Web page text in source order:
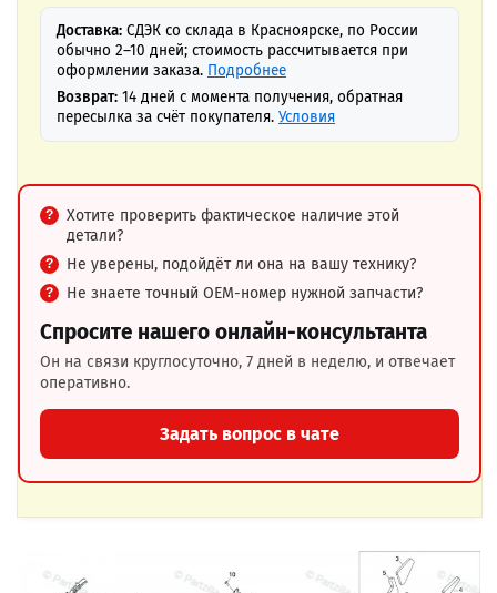
Доставка: СДЭК со склада в Красноярске, по России
обычно 2–10 дней; стоимость рассчитывается при
оформлении заказа. Подробнее
Возврат: 14 дней с момента получения, обратная
пересылка за счёт покупателя. Условия
Хотите проверить фактическое наличие этой
детали?
Не уверены, подойдёт ли она на вашу технику?
Не знаете точный OEM-номер нужной запчасти?
Спросите нашего онлайн-консультанта
Он на связи круглосуточно, 7 дней в неделю, и отвечает
оперативно.
Задать вопрос в чате